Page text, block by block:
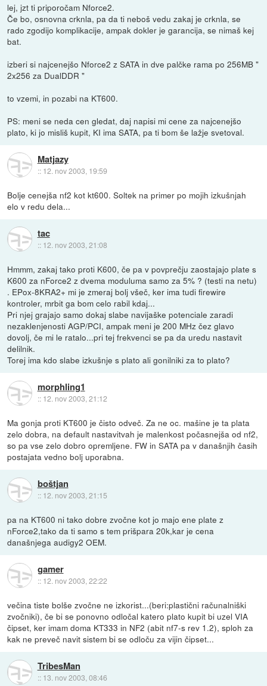
lej, jzt ti priporočam Nforce2.
Če bo, osnovna crknla, pa da ti neboš vedu zakaj je crknla, se
rado zgodijo komplikacije, ampak dokler je garancija, se nimaš kej
bat.
izberi si najcenejšo Nforce2 z SATA in dve palčke rama po 256MB "
2x256 za DualDDR "
to vzemi, in pozabi na KT600.
PS: meni se neda cen gledat, daj napisi mi cene za najcenejšo
plato, ki jo misliš kupit, KI ima SATA, pa ti bom še lažje svetoval.
Matjazy
:: 12. nov 2003, 19:59
Bolje cenejša nf2 kot kt600. Soltek na primer po mojih izkušnjah
elo v redu dela...
tac
:: 12. nov 2003, 21:08
Hmmm, zakaj tako proti K600, če pa v povprečju zaostajajo plate s
K600 za nForce2 z dvema moduluma samo za 5% ? (testi na netu)
. EPox-8KRA2+ mi je zmeraj bolj všeč, ker ima tudi firewire
kontroler, mrbit ga bom celo rabil kdaj...
Pri njej grajajo samo dokaj slabe navijaške potenciale zaradi
nezaklenjenosti AGP/PCI, ampak meni je 200 MHz čez glavo
dovolj, če mi le ratalo...pri tej frekvenci se pa da uredu nastavit
delilnik.
Torej ima kdo slabe izkušnje s plato ali gonilniki za to plato?
morphling1
:: 12. nov 2003, 21:12
Ma gonja proti KT600 je čisto odveč. Za ne oc. mašine je ta plata
zelo dobra, na default nastavitvah je malenkost počasnejša od nf2,
so pa vse zelo dobro opremljene. FW in SATA pa v današnjih časih
postajata vedno bolj uporabna.
boštjan
:: 12. nov 2003, 21:15
pa na KT600 ni tako dobre zvočne kot jo majo ene plate z
nForce2,tako da ti samo s tem prišpara 20k,kar je cena
današnjega audigy2 OEM.
gamer
:: 12. nov 2003, 22:22
večina tiste bolše zvočne ne izkorist...(beri:plastični računalniški
zvočniki), če bi se ponovno odločal katero plato kupit bi uzel VIA
čipset, ker imam doma KT333 in NF2 (abit nf7-s rev 1.2), sploh za
kak ne preveč navit sistem bi se odloču za vijin čipset...
TribesMan
:: 13. nov 2003, 08:46